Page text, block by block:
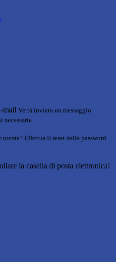
mail Verrà inviato un messaggio
Effettua il reset della password
la casella di posta elettronica!